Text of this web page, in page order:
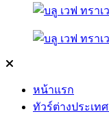
หน้าแรก
ทัวร์ต่างประเทศ